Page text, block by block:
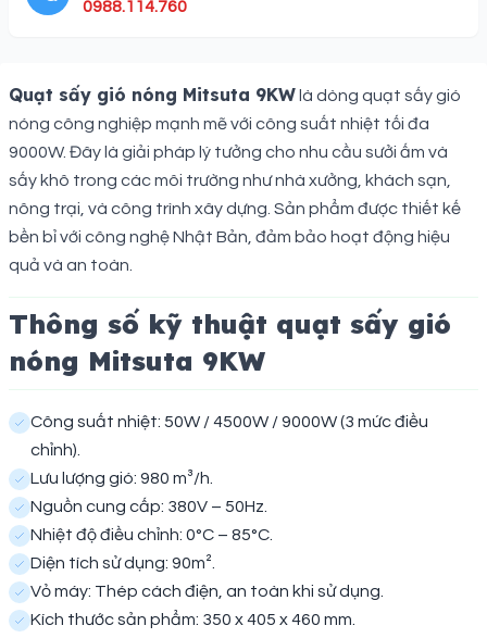
0988.114.760
Description
Quạt sấy gió nóng Mitsuta 9KW là dòng quạt sấy gió
nóng công nghiệp mạnh mẽ với công suất nhiệt tối đa
9000W. Đây là giải pháp lý tưởng cho nhu cầu sưởi ấm và
sấy khô trong các môi trường như nhà xưởng, khách sạn,
nông trại, và công trình xây dựng. Sản phẩm được thiết kế
bền bỉ với công nghệ Nhật Bản, đảm bảo hoạt động hiệu
quả và an toàn.
Thông số kỹ thuật quạt sấy gió
nóng Mitsuta 9KW
Công suất nhiệt: 50W / 4500W / 9000W (3 mức điều
chỉnh).
Lưu lượng gió: 980 m³/h.
Nguồn cung cấp: 380V – 50Hz.
Nhiệt độ điều chỉnh: 0°C – 85°C.
Diện tích sử dụng: 90m².
Vỏ máy: Thép cách điện, an toàn khi sử dụng.
Kích thước sản phẩm: 350 x 405 x 460 mm.